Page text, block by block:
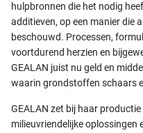
hulpbronnen die het nodig
additieven, op een manier die
beschouwd. Processen,
voortdurend herzien en
GEALAN juist nu geld en
waarin grondstoffen schaars
GEALAN zet bij haar
milieuvriendelijke oplossingen